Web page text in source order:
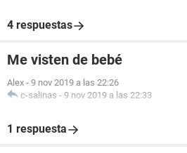
4 respuestas
Me visten de bebé
Alex - 9 nov 2019 a las 22:26
c-salinas - 9 nov 2019 a las 22:33
1 respuesta